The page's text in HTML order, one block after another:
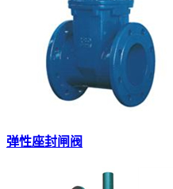
弹性座封闸阀